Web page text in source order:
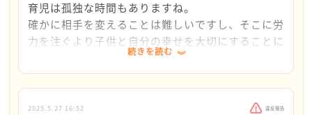
でも、お一人で抱えすぎると身体も心も限界になって
きてしまいますよね。
ご主人のことを「変わってほしい」と思うのは当然の
ことですし、それを伝えてきたRさんの努力も伝わって
きます。
でも今は、相手を変えようとするよりも、
育児は孤独な時間もありますね。
確かに相手を変えることは難しいですし、そこに労
力を注ぐより子供と自分の幸せを大切にすることに
重きを置いて生活して行く方がいいですよね。
考え方を変えて頑張ってみます。
ありがとうございました。
続きを読む
2025.5.27 16:52 違反報告